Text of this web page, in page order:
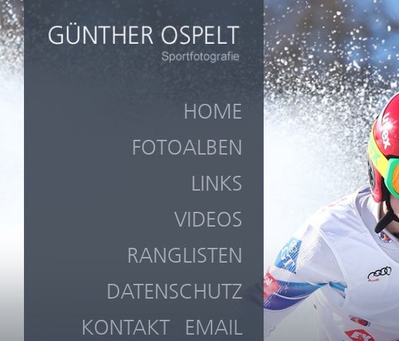
HOME
FOTOALBEN
LINKS
VIDEOS
RANGLISTEN
DATENSCHUTZ
KONTAKT
EMAIL